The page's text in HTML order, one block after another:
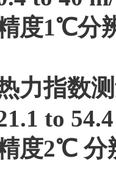
度1℃分
力指数
to
度2℃ 分